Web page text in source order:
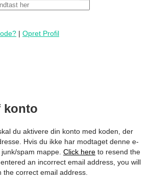
| Opret Profil
konto
du aktivere din konto med koden, der
Hvis du ikke har modtaget denne e-
spam mappe. Click here to resend the
an incorrect email address, you will
the correct email address.